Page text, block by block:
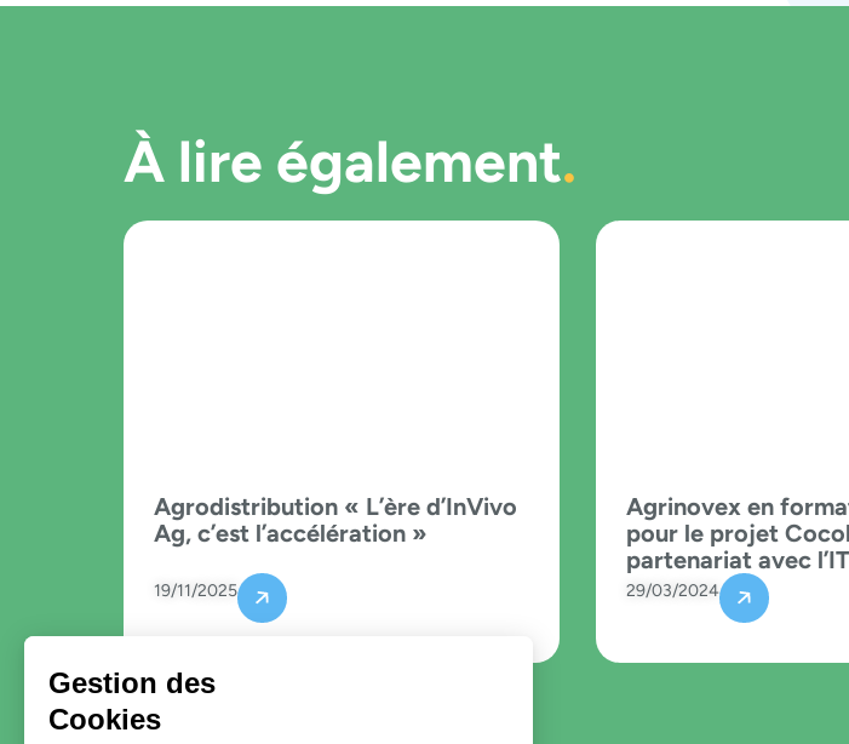
À lire également
Agrodistribution « L’ère d’InVivo
Ag, c’est l’accélération »
19/11/2025
Agrinovex en
pour le projet
partenariat avec
29/03/2024